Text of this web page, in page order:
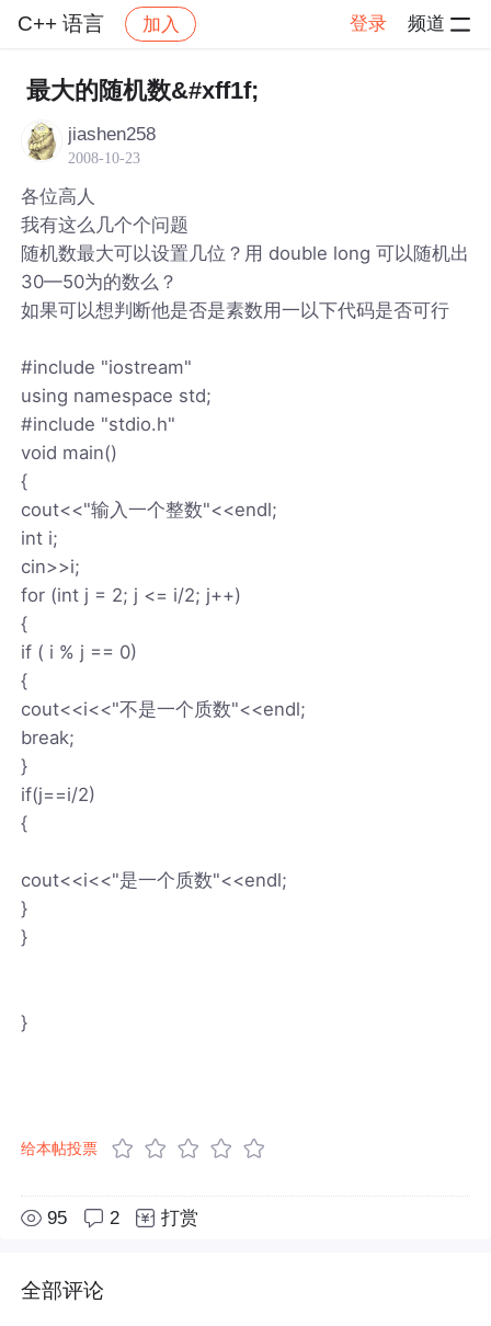
C++ 语言 加入 登录 频道
社区 C++ 语言 帖子详情
最大的随机数&#xff1f;
jiashen258
2008-10-23
各位高人
我有这么几个个问题
随机数最大可以设置几位？用 double long 可以随机出
30—50为的数么？
如果可以想判断他是否是素数用一以下代码是否可行
#include "iostream"
using namespace std;
#include "stdio.h"
void main()
{
cout<<"输入一个整数"<<endl;
int i;
cin>>i;
for (int j = 2; j <= i/2; j++)
{
if ( i % j == 0)
{
cout<<i<<"不是一个质数"<<endl;
break;
}
if(j==i/2)
{
cout<<i<<"是一个质数"<<endl;
}
}
}
给本帖投票
95 2 打赏
全部评论